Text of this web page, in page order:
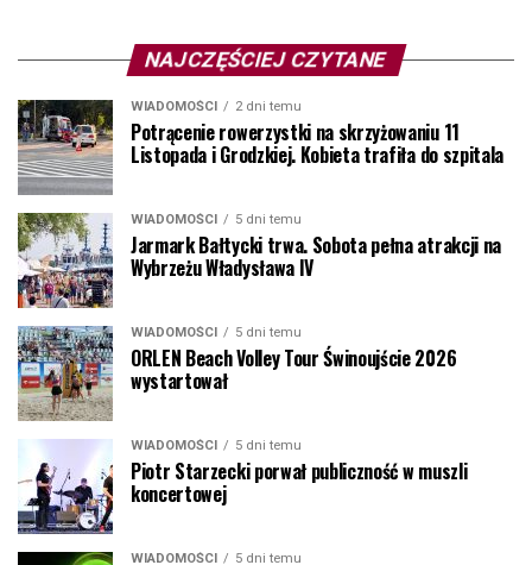
NAJCZĘŚCIEJ CZYTANE
WIADOMOŚCI 2 dni temu
Potrącenie rowerzystki na skrzyżowaniu 11
Listopada i Grodzkiej. Kobieta trafiła do szpitala
WIADOMOŚCI 5 dni temu
Jarmark Bałtycki trwa. Sobota pełna atrakcji na
Wybrzeżu Władysława IV
WIADOMOŚCI 5 dni temu
ORLEN Beach Volley Tour Świnoujście 2026
wystartował
WIADOMOŚCI 5 dni temu
Piotr Starzecki porwał publiczność w muszli
koncertowej
WIADOMOŚCI 5 dni temu